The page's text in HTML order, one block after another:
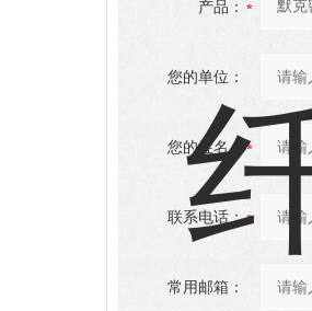
产品：
您的单位：
您的姓名：
联系电话：
常用邮箱：